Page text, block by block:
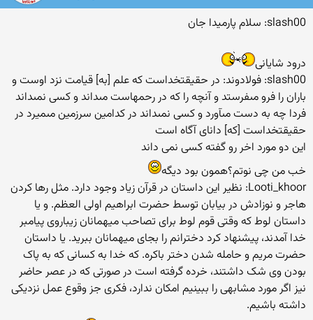
slash00: سلام پارمیدا جان
درود شایانی
slash00: فولادوند: در حقيقت‏خداست كه علم [به] قيامت نزد اوست و
باران را فرو مى‏فرستد و آنچه را كه در رحمهاست مى‏داند و كسى نمى‏داند
فردا چه به دست مى‏آورد و كسى نمى‏داند در كدامين سرزمين مى‏ميرد در
حقيقت‏خداست [كه] داناى آگاه است
این دو مورد اخر رو گفته کسی نمی داند
خب من چی نوتم؟همون بود دیگه
Looti_khoor: نظیر این داستان در قرآن زیاد وجود دارد. مثل رها کردن
هاجر و نوزادش در بیابان توسط حضرت ابراهیم اولی العظم. و یا
داستان لوط که وقتی قوم لوط برای تصاحب میهمانان زیباروی پیامبر
خدا آمدند، پیشنهاد کرد دخترانم را بجای میهمانان ببرید. یا داستان
حضرت مریم و حامله شدن دختر باکره. که خدا به کسانی که به پاک
بودن وی شک داشتند، خرده گرفته است در صورتی که در عصر حاضر
نیز اگر مورد مشابهی را ببینیم امکان ندارد، فکری جز وقوع عمل نزدیکی
داشته باشیم.